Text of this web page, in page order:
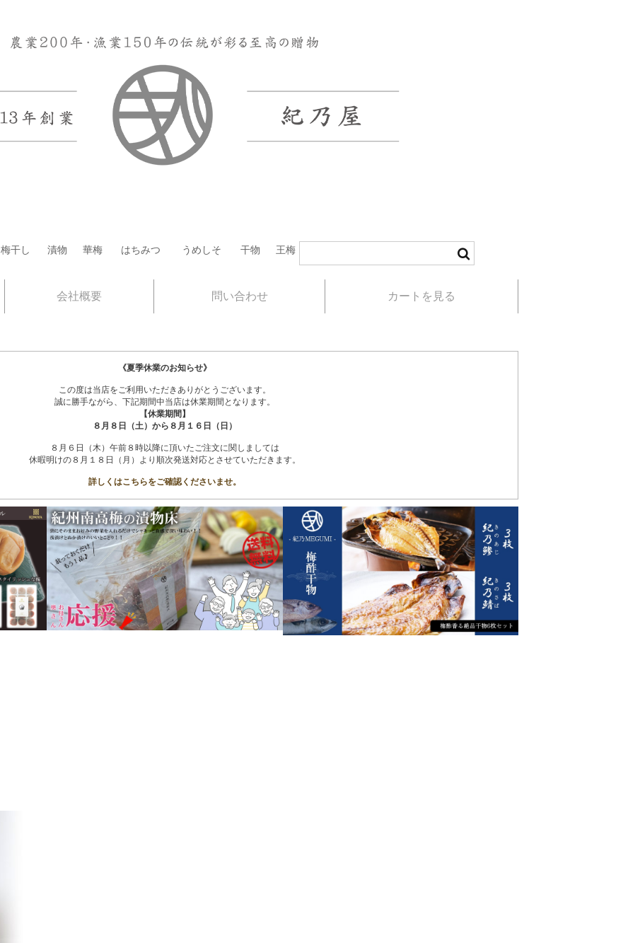
梅干し 漬物 華梅 はちみつ うめしそ 干物 王梅
会社概要 問い合わせ カートを見る
《夏季休業のお知らせ》
この度は当店をご利用いただきありがとうございます。
誠に勝手ながら、下記期間中当店は休業期間となります。
【休業期間】
８月８日（土）から８月１６日（日）
８月６日（木）午前８時以降に頂いたご注文に関しましては
休暇明けの８月１８日（月）より順次発送対応とさせていただきます。
詳しくはこちらをご確認くださいませ。